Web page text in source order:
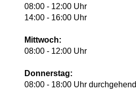
08:00 - 12:00 Uhr
14:00 - 16:00 Uhr
Mittwoch:
08:00 - 12:00 Uhr
Donnerstag:
08:00 - 18:00 Uhr durchgehend